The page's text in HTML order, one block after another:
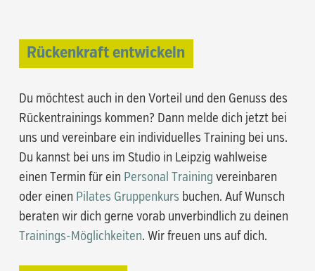
Rückenkraft entwickeln
Du möchtest auch in den Vorteil und den Genuss des
Rückentrainings kommen? Dann melde dich jetzt bei
uns und vereinbare ein individuelles Training bei uns.
Du kannst bei uns im Studio in Leipzig wahlweise
einen Termin für ein Personal Training vereinbaren
oder einen Pilates Gruppenkurs buchen. Auf Wunsch
beraten wir dich gerne vorab unverbindlich zu deinen
Trainings-Möglichkeiten. Wir freuen uns auf dich.